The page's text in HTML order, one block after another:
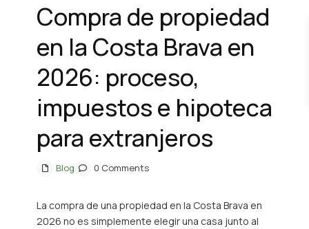
Compra de propiedad
en la Costa Brava en
2026: proceso,
impuestos e hipoteca
para extranjeros
Blog 0 Comments
La compra de una propiedad en la Costa Brava en
2026 no es simplemente elegir una casa junto al